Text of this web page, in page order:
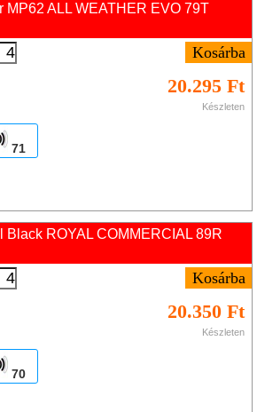
MP62 ALL WEATHER EVO 79T
20.295 Ft
Készleten
71
Black ROYAL COMMERCIAL 89R
20.350 Ft
Készleten
70